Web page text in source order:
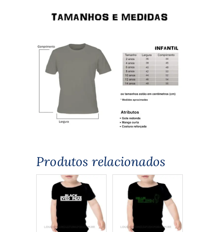
Produtos relacionados